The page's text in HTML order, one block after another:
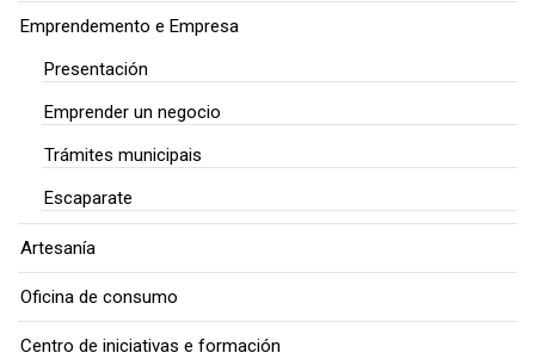
Emprendemento e Empresa
Presentación
Emprender un negocio
Trámites municipais
Escaparate
Artesanía
Oficina de consumo
Centro de iniciativas e formación